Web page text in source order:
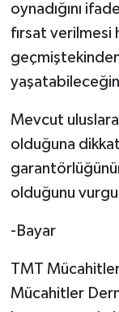
oynadığını
fırsat verilmesi
Mevcut
olduğuna
garantörlüğünün
olduğunu
-Bayar
TMT
Mücahitler